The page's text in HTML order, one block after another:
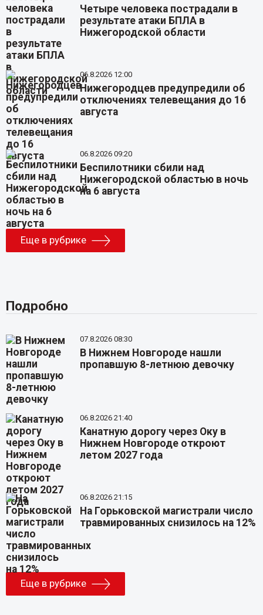
Четыре человека пострадали в
результате атаки БПЛА в
Нижегородской области
06.8.2026 12:00
Нижегородцев предупредили об
отключениях телевещания до 16
августа
06.8.2026 09:20
Беспилотники сбили над
Нижегородской областью в ночь
на 6 августа
Еще в рубрике
Подробно
07.8.2026 08:30
В Нижнем Новгороде нашли
пропавшую 8-летнюю девочку
06.8.2026 21:40
Канатную дорогу через Оку в
Нижнем Новгороде откроют
летом 2027 года
06.8.2026 21:15
На Горьковской магистрали число
травмированных снизилось на 12%
Еще в рубрике